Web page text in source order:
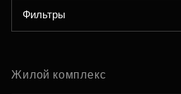
Фильтры
Жилой комплекс